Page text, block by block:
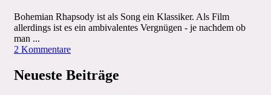
trägt
Bohemian Rhapsody ist als Song ein Klassiker. Als Film
allerdings ist es ein ambivalentes Vergnügen - je nachdem ob
man ...
2 Kommentarezu
Rhapsody:
kein
Neueste Beiträge